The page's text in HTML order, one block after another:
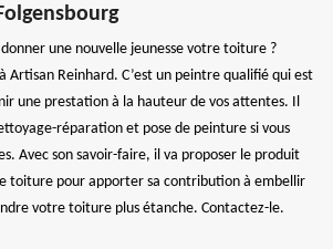
une nouvelle jeunesse votre toiture ?
Artisan Reinhard. C’est un peintre qualifié qui est
une prestation à la hauteur de vos attentes. Il
réparation et pose de peinture si vous
Avec son savoir-faire, il va proposer le produit
toiture pour apporter sa contribution à embellir
votre toiture plus étanche. Contactez-le.